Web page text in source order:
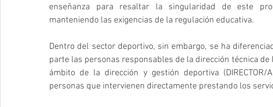
enseñanza para resaltar la singularidad de este
manteniendo las exigencias de la regulación educativa.
Dentro del sector deportivo, sin embargo, se ha
parte las personas responsables de la dirección técnica
ámbito de la dirección y gestión deportiva (DIRECTOR/
personas que intervienen directamente prestando los